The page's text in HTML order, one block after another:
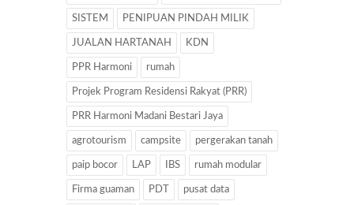
SISTEM PENIPUAN PINDAH MILIK
JUALAN HARTANAH KDN
PPR Harmoni rumah
Projek Program Residensi Rakyat (PRR)
PRR Harmoni Madani Bestari Jaya
agrotourism campsite pergerakan tanah
paip bocor LAP IBS rumah modular
Firma guaman PDT pusat data